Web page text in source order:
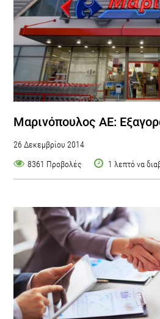
Μαρινόπουλος ΑΕ:
26 Δεκεμβρίου 2014
8361 Προβολές
1 λεπτό να